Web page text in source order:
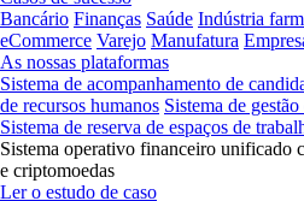
Bancário Finanças Saúde Indústria
eCommerce Varejo Manufatura
As nossas plataformas
Sistema de acompanhamento de
de recursos humanos Sistema de
Sistema de reserva de espaços de
Sistema operativo financeiro unificado
e criptomoedas
Ler o estudo de caso